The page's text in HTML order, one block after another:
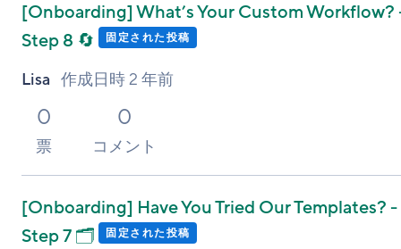
[Onboarding]What’s Your Custom Workflow?
Step 8 🔄
固定された投稿
Lisa 作成日時2 年前
0
票
0
コメント
[Onboarding] Have You Tried Our Templates? -
Step 7 🗂️
固定された投稿